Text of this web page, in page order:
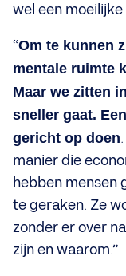
wel een moeilijke
“Om te kunnen
mentale ruimte
Maar we zitten
sneller gaat.
gericht op doen
manier die
hebben mensen
te geraken. Ze
zonder er over
zijn en waarom.”